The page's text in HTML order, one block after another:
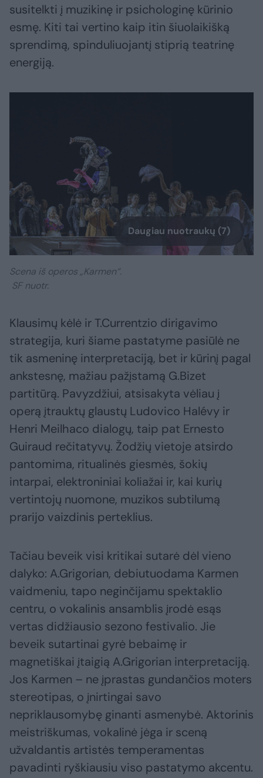
susitelkti į muzikinę ir psichologinę kūrinio
esmę. Kiti tai vertino kaip itin šiuolaikišką
sprendimą, spinduliuojantį stiprią teatrinę
energiją.
Daugiau nuotraukų (7)
Scena iš operos „Karmen“.
SF nuotr.
Klausimų kėlė ir T.Currentzio dirigavimo
strategija, kuri šiame pastatyme pasiūlė ne
tik asmeninę interpretaciją, bet ir kūrinį pagal
ankstesnę, mažiau pažįstamą G.Bizet
partitūrą. Pavyzdžiui, atsisakyta vėliau į
operą įtrauktų glaustų Ludovico Halévy ir
Henri Meilhaco dialogų, taip pat Ernesto
Guiraud rečitatyvų. Žodžių vietoje atsirdo
pantomima, ritualinės giesmės, šokių
intarpai, elektroniniai koliažai ir, kai kurių
vertintojų nuomone, muzikos subtilumą
prarijo vaizdinis perteklius.
Tačiau beveik visi kritikai sutarė dėl vieno
dalyko: A.Grigorian, debiutuodama Karmen
vaidmeniu, tapo neginčijamu spektaklio
centru, o vokalinis ansamblis įrodė esąs
vertas didžiausio sezono festivalio. Jie
beveik sutartinai gyrė bebaimę ir
magnetiškai įtaigią A.Grigorian interpretaciją.
Jos Karmen – ne įprastas gundančios moters
stereotipas, o įnirtingai savo
nepriklausomybę ginanti asmenybė. Aktorinis
meistriškumas, vokalinė jėga ir sceną
užvaldantis artistės temperamentas
pavadinti ryškiausiu viso pastatymo akcentu.